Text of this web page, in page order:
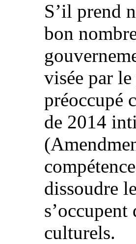
S’il prend
bon
visée par
préoccupé
de 2014
dissoudre
culturels.